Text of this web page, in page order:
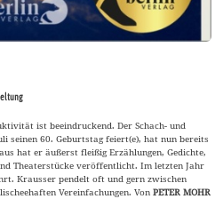
ist beeindruckend. Der Schach- und
seinen 60. Geburtstag feiert(e), hat nun bereits
hat er äußerst fleißig Erzählungen, Gedichte,
Theaterstücke veröffentlicht. Im letzten Jahr
Krausser pendelt oft und gern zwischen
Vereinfachungen. VonPETER MOHR